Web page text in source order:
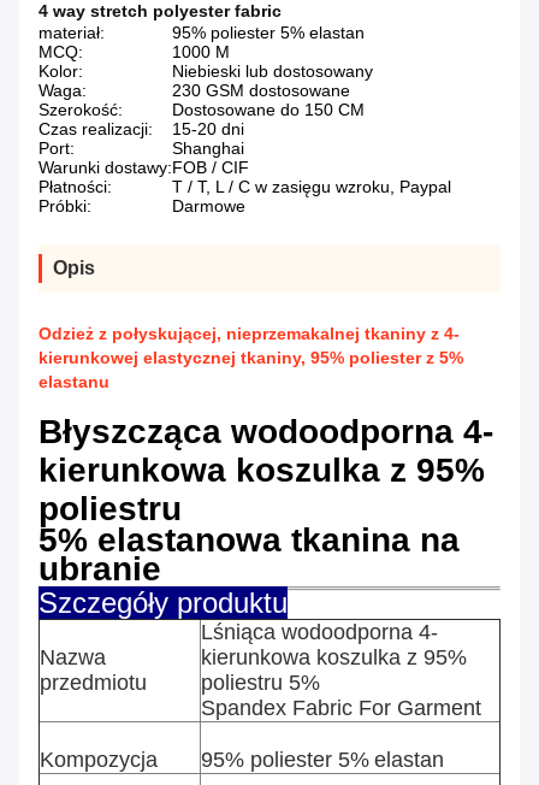
4 way stretch polyester fabric
materiał:
95% poliester 5% elastan
MCQ:
1000 M
Kolor:
Niebieski lub dostosowany
Waga:
230 GSM dostosowane
Szerokość:
Dostosowane do 150 CM
Czas realizacji:
15-20 dni
Port:
Shanghai
Warunki dostawy:FOB / CIF
Płatności:
T / T, L / C w zasięgu wzroku, Paypal
Próbki:
Darmowe
Opis
Odzież z połyskującej, nieprzemakalnej tkaniny z 4-
kierunkowej elastycznej tkaniny, 95% poliester z 5%
elastanu
Błyszcząca wodoodporna 4-
kierunkowa koszulka z 95%
poliestru
5% elastanowa tkanina na
ubranie
Szczegóły produktu
Nazwa
przedmiotu
Lśniąca wodoodporna 4-
kierunkowa koszulka z 95%
poliestru 5%
Spandex Fabric For Garment
Kompozycja 95% poliester 5% elastan